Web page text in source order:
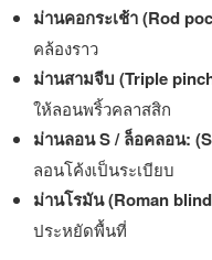
ม่านคอกระเช้า (Rod
คล้องราว
ม่านสามจีบ (Triple
ให้ลอนพริ้วคลาสสิก
ม่านลอน S / ล็อคลอน: (
ลอนโค้งเป็นระเบียบ
ม่านโรมัน (Roman blind
ประหยัดพื้นที่